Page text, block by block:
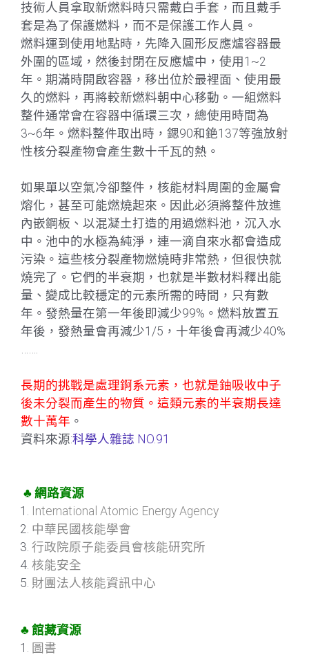
技術人員拿取新燃料時只需戴白手套，而且戴手
套是為了保護燃料，而不是保護工作人員。
燃料運到使用地點時，先降入圓形反應爐容器最
外圍的區域，然後封閉在反應爐中，使用1~2
年。期滿時開啟容器，移出位於最裡面、使用最
久的燃料，再將較新燃料朝中心移動。一組燃料
整件通常會在容器中循環三次，總使用時間為
3~6年。燃料整件取出時，鍶90和銫137等強放射
性核分裂產物會產生數十千瓦的熱。
如果單以空氣冷卻整件，核能材料周圍的金屬會
熔化，甚至可能燃燒起來。因此必須將整件放進
內嵌鋼板、以混凝土打造的用過燃料池，沉入水
中。池中的水極為純淨，連一滴自來水都會造成
污染。這些核分裂產物燃燒時非常熱，但很快就
燒完了。它們的半衰期，也就是半數材料釋出能
量、變成比較穩定的元素所需的時間，只有數
年。發熱量在第一年後即減少99%。燃料放置五
年後，發熱量會再減少1/5，十年後會再減少40%
…….
長期的挑戰是處理錒系元素，也就是鈾吸收中子
後未分裂而產生的物質。這類元素的半衰期長達
數十萬年 。
資料來源:科學人雜誌 NO.91
♣ 網路資源
International Atomic Energy Agency
中華民國核能學會
行政院原子能委員會核能研究所
核能安全
財團法人核能資訊中心
♣ 館藏資源
圖書